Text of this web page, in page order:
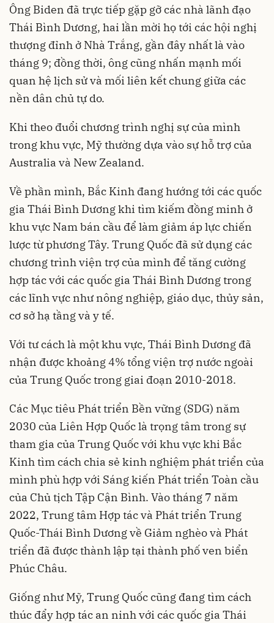
Ông Biden đã trực tiếp gặp gỡ các nhà lãnh đạo
Thái Bình Dương, hai lần mời họ tới các hội nghị
thượng đỉnh ở Nhà Trắng, gần đây nhất là vào
tháng 9; đồng thời, ông cũng nhấn mạnh mối
quan hệ lịch sử và mối liên kết chung giữa các
nền dân chủ tự do.
Khi theo đuổi chương trình nghị sự của mình
trong khu vực, Mỹ thường dựa vào sự hỗ trợ của
Australia và New Zealand.
Về phần mình, Bắc Kinh đang hướng tới các quốc
gia Thái Bình Dương khi tìm kiếm đồng minh ở
khu vực Nam bán cầu để làm giảm áp lực chiến
lược từ phương Tây. Trung Quốc đã sử dụng các
chương trình viện trợ của mình để tăng cường
hợp tác với các quốc gia Thái Bình Dương trong
các lĩnh vực như nông nghiệp, giáo dục, thủy sản,
cơ sở hạ tầng và y tế.
Với tư cách là một khu vực, Thái Bình Dương đã
nhận được khoảng 4% tổng viện trợ nước ngoài
của Trung Quốc trong giai đoạn 2010-2018.
Các Mục tiêu Phát triển Bền vững (SDG) năm
2030 của Liên Hợp Quốc là trọng tâm trong sự
tham gia của Trung Quốc với khu vực khi Bắc
Kinh tìm cách chia sẻ kinh nghiệm phát triển của
mình phù hợp với Sáng kiến Phát triển Toàn cầu
của Chủ tịch Tập Cận Bình. Vào tháng 7 năm
2022, Trung tâm Hợp tác và Phát triển Trung
Quốc-Thái Bình Dương về Giảm nghèo và Phát
triển đã được thành lập tại thành phố ven biển
Phúc Châu.
Giống như Mỹ, Trung Quốc cũng đang tìm cách
thúc đẩy hợp tác an ninh với các quốc gia Thái